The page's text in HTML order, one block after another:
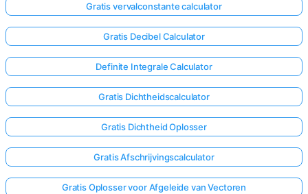
Gratis vervalconstante calculator
Gratis Decibel Calculator
Definite Integrale Calculator
Gratis Dichtheidscalculator
Gratis Dichtheid Oplosser
Gratis Afschrijvingscalculator
Gratis Oplosser voor Afgeleide van Vectoren